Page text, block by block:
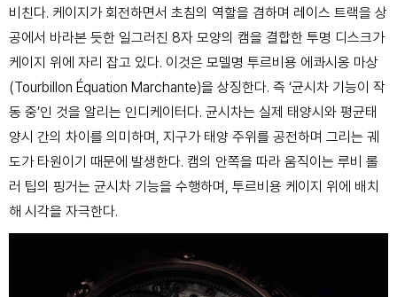
비친다. 케이지가 회전하면서 초침의 역할을 겸하며 레이스 트랙을 상
공에서 바라본 듯한 일그러진 8자 모양의 캠을 결합한 투명 디스크가
케이지 위에 자리 잡고 있다. 이것은 모델명 투르비용 에콰시옹 마상
(Tourbillon Équation Marchante)을 상징한다. 즉 ‘균시차 기능이 작
동 중’인 것을 알리는 인디케이터다. 균시차는 실제 태양시와 평균태
양시 간의 차이를 의미하며, 지구가 태양 주위를 공전하며 그리는 궤
도가 타원이기 때문에 발생한다. 캠의 안쪽을 따라 움직이는 루비 롤
러 팁의 핑거는 균시차 기능을 수행하며, 투르비용 케이지 위에 배치
해 시각을 자극한다.